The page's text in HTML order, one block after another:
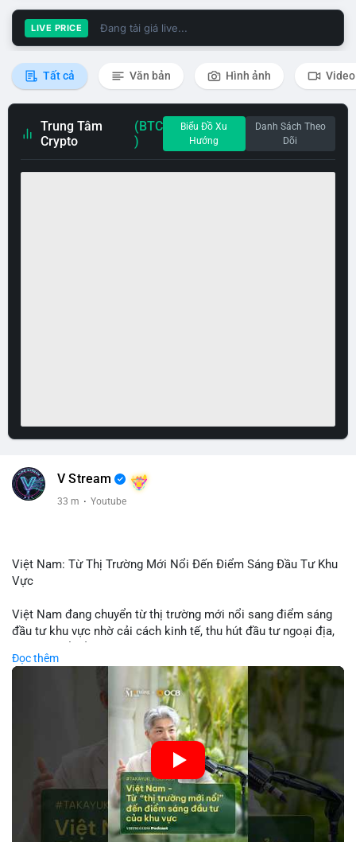
LIVE PRICE Đang tải giá live...
Tất cả Văn bản Hình ảnh Video
Trung Tâm
Crypto
(BTC
)
Biểu Đồ Xu
Hướng
Danh Sách Theo
Dõi
V Stream
33 m · Youtube
Việt Nam: Từ Thị Trường Mới Nổi Đến Điểm Sáng Đầu Tư Khu
Vực
Việt Nam đang chuyển từ thị trường mới nổi sang điểm sáng
đầu tư khu vực nhờ cải cách kinh tế, thu hút đầu tư ngoại địa,
hội cho nhà đầu tư lặp lại mô hình thành công của các quốc
gia đang phát triển. Nền tảng crypto tại Việt Nam cũng tăng
trưởng nhờ chính sách ổn định và sự quan tâm từ nhà đầu tư
🎥 Xem video trực tiếp tại:
Nguồn: VIETSUCCESS
Đọc thêm